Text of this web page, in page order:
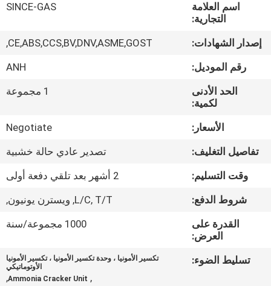
جولة
المصنع
مراقبة
الجودة
اتصل
أخبار
القضايا
اسم العلامة
التجارية:
SINCE-GAS
إصدار الشهادات:
CE,ABS,CCS,BV,DNV,ASME,GOST,
رقم الموديل:
ANH
الحد الأدنى
لكمية:
1 مجموعة
الأسعار:
Negotiate
تفاصيل التغليف:
تصدير عادي حالة خشبية
وقت التسليم:
2 أشهر بعد تلقي دفعة أولى
شروط الدفع:
L/C, T/T, ويسترن يونيون,
القدرة على
العرض:
1000 مجموعة/سنة
تسليط الضوء:
تكسير الأمونيا ، وحدة تكسير الأمونيا ، تكسير الأمونيا
الأوتوماتيكي
,
Ammonia Cracker Unit
,